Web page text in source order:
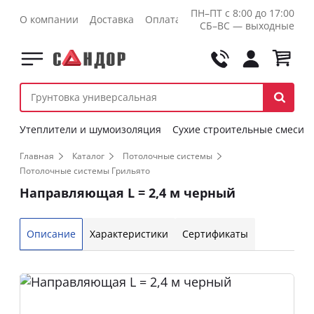
О компании Доставка Оплата Контакты Оптовикам
ПН–ПТ с 8:00 до 17:00
СБ–ВС — выходные
Утеплители и шумоизоляция Сухие строительные смеси
Главная Каталог
Потолочные системы
Потолочные системы Грильято
Направляющая L = 2,4 м черный
Описание Характеристики Сертификаты